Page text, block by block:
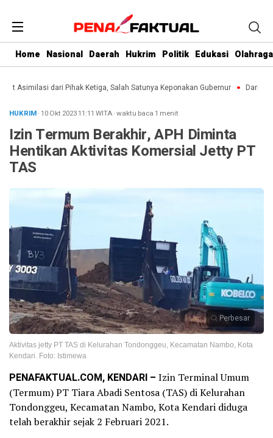
Home Nasional Daerah Hukrim Politik Edukasi Olahraga
dari Pihak Ketiga, Salah Satunya Keponakan Gubernur Dari Kebun
HUKRIM· 10 Okt 202311:11 WITA·waktu baca 1 menit
Izin Termum Berakhir, APH Diminta
Hentikan Aktivitas Komersial Jetty PT
TAS
Perbesar
Aktivitas jetty PT TAS di Kelurahan Tondonggeu, Kecamatan Nambo, Kota
Kendari. Foto: Istimewa
PENAFAKTUAL.COM, KENDARI – Izin Terminal Umum
(Termum) PT Tiara Abadi Sentosa (TAS) di Kelurahan
Tondonggeu, Kecamatan Nambo, Kota Kendari diduga
telah berakhir sejak 2 Februari 2021.